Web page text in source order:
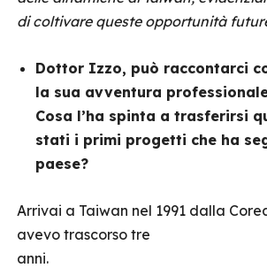
di coltivare queste opportunità
Dottor Izzo, può raccontarci
la sua avventura
Cosa l’ha spinta a trasferirsi
stati i primi progetti che ha
paese?
Arrivai a Taiwan nel 1991 dalla
avevo trascorso tre
anni. La